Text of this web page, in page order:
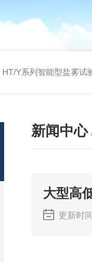
HT/Y系列智能型盐雾试
新闻中心
大型高
更新时